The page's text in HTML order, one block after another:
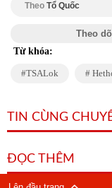
Theo Tổ Quốc
Theo
Từ khóa:
TSALok
TIN CÙNG
ĐỌC THÊM